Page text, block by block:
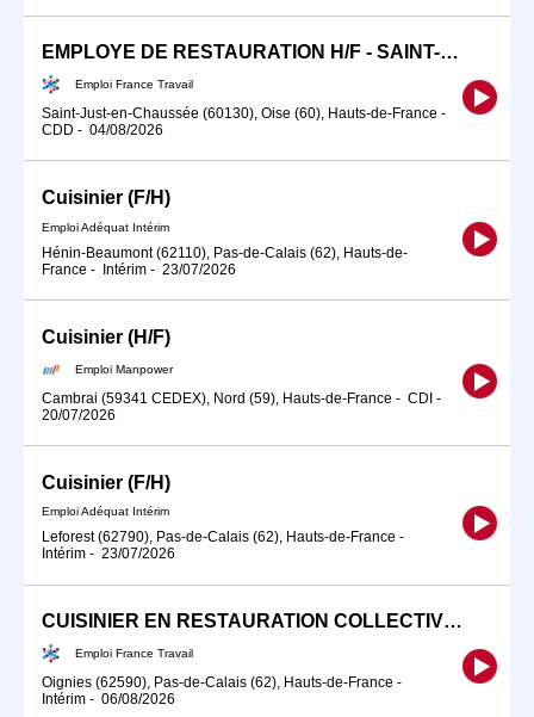
EMPLOYE DE RESTAURATION H/F - SAINT-JUST-EN-CHAUSSEE - CDD (H/F)
Emploi France Travail
Saint-Just-en-Chaussée (60130), Oise (60), Hauts-de-France -
CDD - 04/08/2026
Cuisinier (F/H)
Emploi Adéquat Intérim
Hénin-Beaumont (62110), Pas-de-Calais (62), Hauts-de-
France - Intérim - 23/07/2026
Cuisinier (H/F)
Emploi Manpower
Cambrai (59341 CEDEX), Nord (59), Hauts-de-France - CDI -
20/07/2026
Cuisinier (F/H)
Emploi Adéquat Intérim
Leforest (62790), Pas-de-Calais (62), Hauts-de-France -
Intérim - 23/07/2026
CUISINIER EN RESTAURATION COLLECTIVE (H/F)
Emploi France Travail
Oignies (62590), Pas-de-Calais (62), Hauts-de-France -
Intérim - 06/08/2026